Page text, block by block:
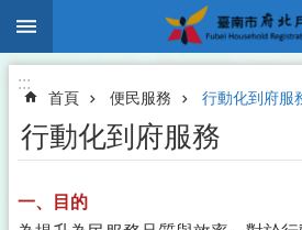
跳到主要內容區塊
:::
首頁 便民服務 行動化到府服
行動化到府服務
一、目的